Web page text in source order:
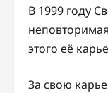
В 1999 году
этого её
За свою